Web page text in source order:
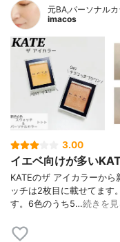
元BA,パーソナル
imacos
3.00
イエベ向けが多い
KATEのザ アイカラーから
ッチは2枚目に載せてます
す。6色のうち5…続きを見